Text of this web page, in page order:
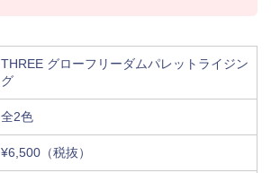
THREE グローフリーダムパレットライジン
グ
全2色
¥6,500（税抜）